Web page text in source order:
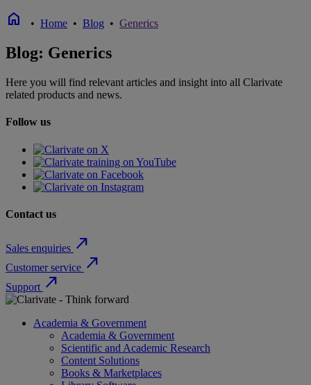
home • Home • Blog • Generics
Blog: Generics
Here you will find relevant articles and insight into all Clarivate
related products and news.
Follow us
Contact us
Sales enquiries north_east
Customer service north_east
Support north_east
Academia & Government
Academia & Government
Scientific and Academic Research
Content Solutions
Books & Marketplaces